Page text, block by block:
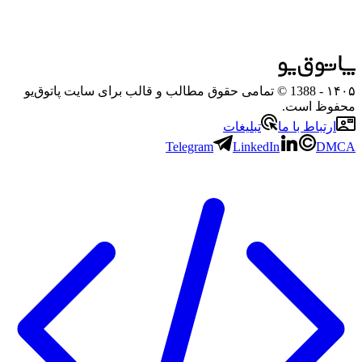
۱۴۰۵
- 1388 © تمامی حقوق مطالب و قالب برای سایت پاتوق‌یو
محفوظ است.
ارتباط با ما
تبلیغات
Telegram
LinkedIn DMCA